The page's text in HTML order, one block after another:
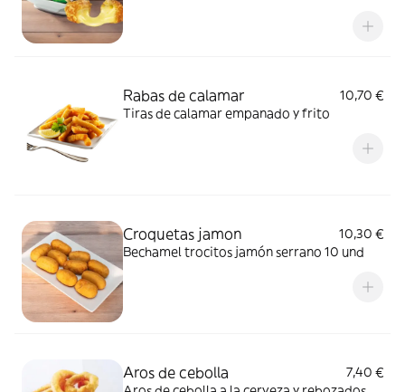
Rabas de calamar
10,70 €
Tiras de calamar empanado y frito
Croquetas jamon
10,30 €
Bechamel trocitos jamón serrano 10 und
Aros de cebolla
7,40 €